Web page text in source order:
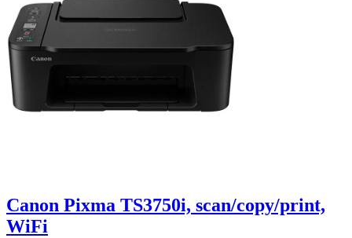
Canon Pixma TS3750i, scan/copy/print,
WiFi